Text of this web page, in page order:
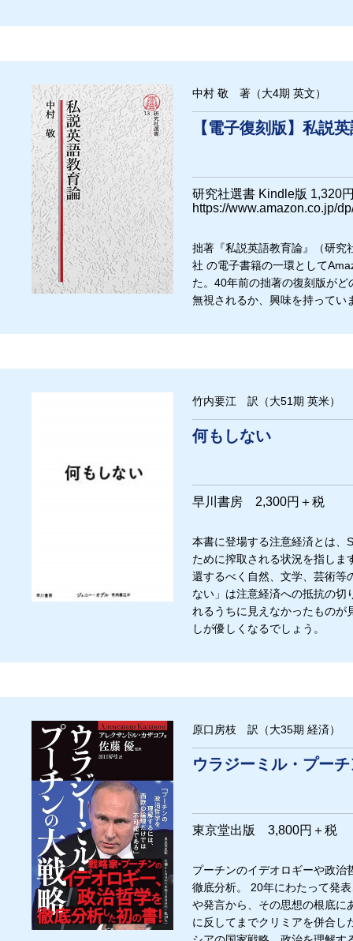
中村 敬 著（大4期 英文）
【電子復刻版】私説
研究社選書 Kindle版 1,320
https://www.amazon.co.jp/
拙著『私説英語教育論』（研究
社 の電子書籍の一環として
た。40年前の拙著の復刻版が
無視されるか、興味を持って
竹内要江 訳（大51期 英米）
何もしない
早川書房 2,300円＋税
本書に登場する注意経済とは、
ために搾取される状況を指しま
還するべく自然、文学、芸術等
ない」は注意経済への抵抗の切
れるうちに見えなかったものが
しが優しくなるでしょう。
原口房枝 訳（大35期 経済）
ウラジーミル・プー
東京堂出版 3,800円＋税
プーチンのイデオロギーや政治
徹底分析。 20年にわたって発
や発言から、その思想の根底に
に反してまでクリミアを併合し